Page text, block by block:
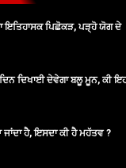
ਇਤਿਹਾਸਕ ਪਿਛੋਕੜ, ਪੜ੍ਹੋ ਯੋਗ ਦੇ
ਦਿਖਾਈ ਦੇਵੇਗਾ ਬਲੂ ਮੂਨ, ਕੀ
ਹੈ, ਇਸਦਾ ਕੀ ਹੈ ਮਹੱਤਵ ?